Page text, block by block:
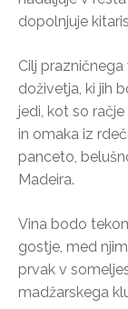
dopolnjuje
Cilj
doživetja, ki jih
jedi, kot so
in omaka iz
panceto,
Madeira.
Vina bodo
gostje, med
prvak v
madžarskega